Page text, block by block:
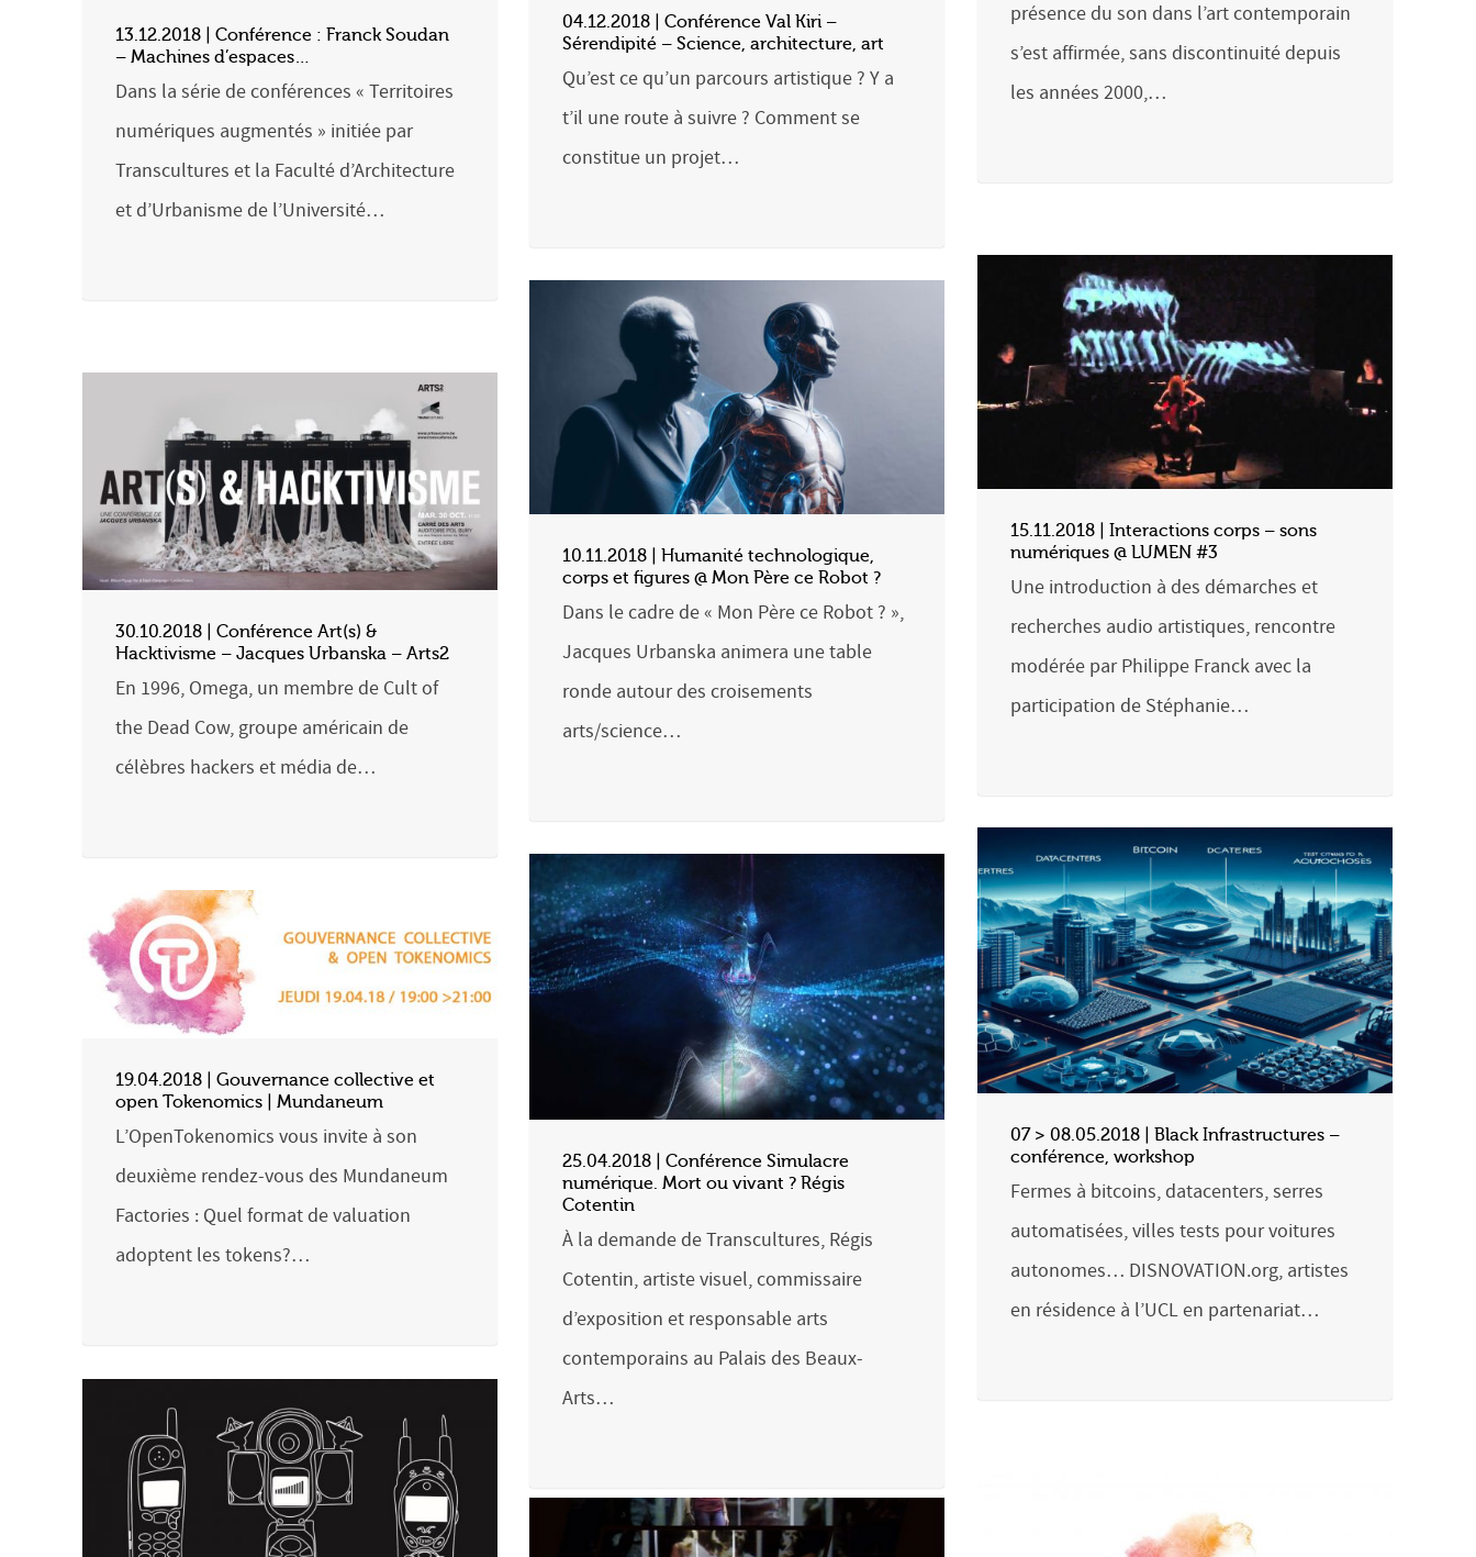
présence du son dans l’art contemporain
s’est affirmée, sans discontinuité depuis
les années 2000,…
13.12.2018 | Conférence : Franck Soudan
– Machines d’espaces…
Dans la série de conférences « Territoires
numériques augmentés » initiée par
Transcultures et la Faculté d’Architecture
et d’Urbanisme de l’Université…
04.12.2018 | Conférence Val Kiri –
Sérendipité – Science, architecture, art
Qu’est ce qu’un parcours artistique ? Y a
t’il une route à suivre ? Comment se
constitue un projet…
15.11.2018 | Interactions corps – sons
numériques @ LUMEN #3
Une introduction à des démarches et
recherches audio artistiques, rencontre
modérée par Philippe Franck avec la
participation de Stéphanie…
10.11.2018 | Humanité technologique,
corps et figures @ Mon Père ce Robot ?
Dans le cadre de « Mon Père ce Robot ? »,
Jacques Urbanska animera une table
ronde autour des croisements
arts/science…
30.10.2018 | Conférence Art(s) &
Hacktivisme – Jacques Urbanska – Arts2
En 1996, Omega, un membre de Cult of
the Dead Cow, groupe américain de
célèbres hackers et média de…
07 > 08.05.2018 | Black Infrastructures –
conférence, workshop
Fermes à bitcoins, datacenters, serres
automatisées, villes tests pour voitures
autonomes… DISNOVATION.org, artistes
en résidence à l’UCL en partenariat…
25.04.2018 | Conférence Simulacre
numérique. Mort ou vivant ? Régis
Cotentin
À la demande de Transcultures, Régis
Cotentin, artiste visuel, commissaire
d’exposition et responsable arts
contemporains au Palais des Beaux-
Arts…
19.04.2018 | Gouvernance collective et
open Tokenomics | Mundaneum
L’OpenTokenomics vous invite à son
deuxième rendez-vous des Mundaneum
Factories : Quel format de valuation
adoptent les tokens?…